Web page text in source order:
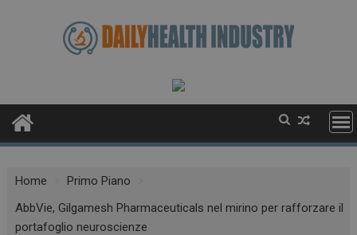
Home
Primo Piano
AbbVie, Gilgamesh Pharmaceuticals nel mirino per rafforzare il
portafoglio neuroscienze